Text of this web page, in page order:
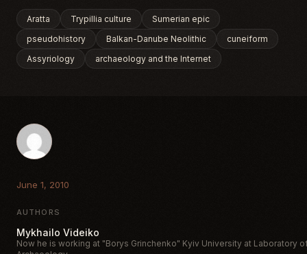
Aratta Trypillia culture
Sumerian epic
pseudohistory
Balkan-Danube Neolithic
cuneiform
Assyriology
archaeology and the Internet
June 1, 2010
AUTHORS
Mykhailo Videiko
Now he is working at "Borys Grinchenko" Kyiv University at Laboratory